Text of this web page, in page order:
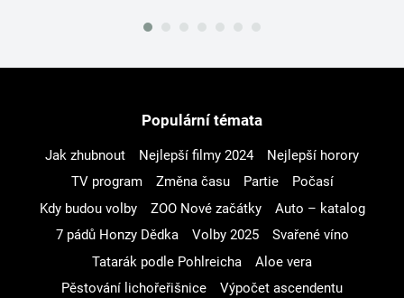
Populární témata
Jak zhubnout Nejlepší filmy 2024
Nejlepší horory
TV program
Změna času Partie
Počasí
Kdy budou volby
ZOO Nové začátky
Auto – katalog
7 pádů Honzy Dědka
Volby 2025
Svařené víno
Tatarák podle Pohlreicha
Aloe vera
Pěstování lichořeřišnice
Výpočet ascendentu